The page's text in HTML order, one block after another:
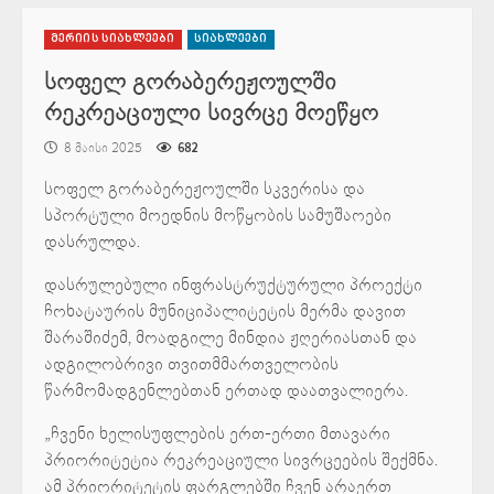
მერიის სიახლეები სიახლეები
სოფელ გორაბერეჟოულში
რეკრეაციული სივრცე მოეწყო
8 მაისი 2025 682
სოფელ გორაბერეჟოულში სკვერისა და
სპორტული მოედნის მოწყობის სამუშაოები
დასრულდა.
დასრულებული ინფრასტრუქტურული პროექტი
ჩოხატაურის მუნიციპალიტეტის მერმა დავით
შარაშიძემ, მოადგილე მინდია ჟღერიასთან და
ადგილობრივი თვითმმართველობის
წარმომადგენლებთან ერთად დაათვალიერა.
„ჩვენი ხელისუფლების ერთ-ერთი მთავარი
პრიორიტეტია რეკრეაციული სივრცეების შექმნა.
ამ პრიორიტეტის ფარგლებში ჩვენ არაერთ